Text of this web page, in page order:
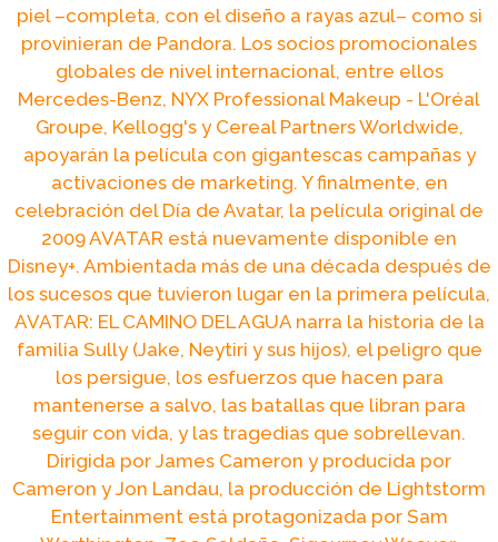
piel –completa, con el diseño a rayas azul– como si
provinieran de Pandora. Los socios promocionales
globales de nivel internacional, entre ellos
Mercedes-Benz, NYX Professional Makeup - L'Oréal
Groupe, Kellogg's y Cereal Partners Worldwide,
apoyarán la película con gigantescas campañas y
activaciones de marketing. Y finalmente, en
celebración del Día de Avatar, la película original de
2009 AVATAR está nuevamente disponible en
Disney+. Ambientada más de una década después de
los sucesos que tuvieron lugar en la primera película,
AVATAR: EL CAMINO DEL AGUA narra la historia de la
familia Sully (Jake, Neytiri y sus hijos), el peligro que
los persigue, los esfuerzos que hacen para
mantenerse a salvo, las batallas que libran para
seguir con vida, y las tragedias que sobrellevan.
Dirigida por James Cameron y producida por
Cameron y Jon Landau, la producción de Lightstorm
Entertainment está protagonizada por Sam